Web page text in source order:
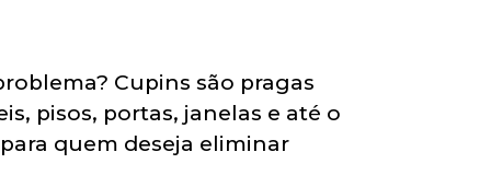
Cupins são pragas
pisos, portas, janelas e até o
quem deseja eliminar